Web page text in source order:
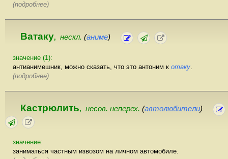
(подробнее)
Ватаку, нескл. (аниме)
значение (1):
антианимешник, можно сказать, что это антоним к отаку.
(подробнее)
Кастрюлить, несов. неперех. (автолюбители)
значение:
заниматься частным извозом на личном автомобиле.